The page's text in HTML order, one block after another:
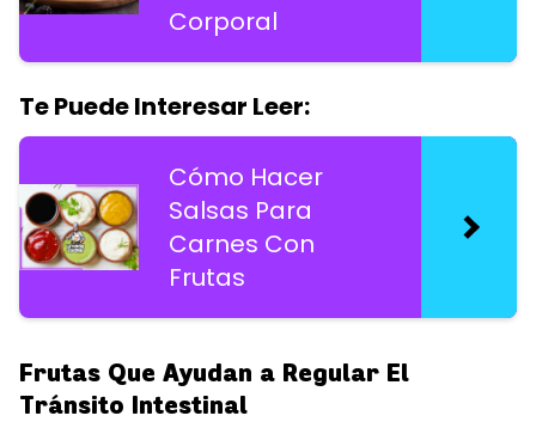
Corporal
Te Puede Interesar Leer:
Cómo Hacer
Salsas Para
Carnes Con
Frutas
Frutas Que Ayudan a Regular El
Tránsito Intestinal